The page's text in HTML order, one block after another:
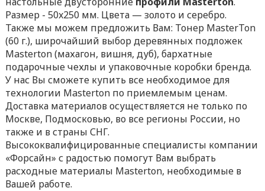
Размер - 50x250 мм. Цвета — золото и серебро.
Также мы можем предложить Вам: Тонер MasterTon
(60 г.), широчайший выбор деревянных подложек
Masterton (махагон, вишня, дуб), бархатные
подарочные чехлы и упаковочные коробки бренда.
У нас Вы сможете купить все необходимое для
технологии Masterton по приемлемым ценам.
Доставка материалов осуществляется не только по
Москве, Подмосковью, во все регионы России, но
также и в страны СНГ.
Высококвалифицированные специалисты компании
«Форсайн» с радостью помогут Вам выбрать
расходные материалы Masterton, необходимые в
Вашей работе.